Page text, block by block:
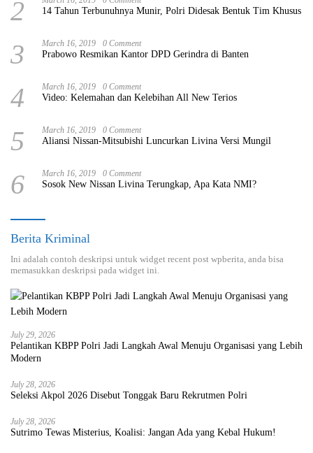
2 14 Tahun Terbunuhnya Munir, Polri Didesak Bentuk Tim Khusus
3 March 16, 2019 0 Comment
Prabowo Resmikan Kantor DPD Gerindra di Banten
4 March 16, 2019 0 Comment
Video: Kelemahan dan Kelebihan All New Terios
5 March 16, 2019 0 Comment
Aliansi Nissan-Mitsubishi Luncurkan Livina Versi Mungil
6 March 16, 2019 0 Comment
Sosok New Nissan Livina Terungkap, Apa Kata NMI?
Berita Kriminal
Ini adalah contoh deskripsi untuk widget recent post wpberita, anda bisa
memasukkan deskripsi pada widget ini.
July 29, 2026
Pelantikan KBPP Polri Jadi Langkah Awal Menuju Organisasi yang Lebih
Modern
July 28, 2026
Seleksi Akpol 2026 Disebut Tonggak Baru Rekrutmen Polri
July 28, 2026
Sutrimo Tewas Misterius, Koalisi: Jangan Ada yang Kebal Hukum!